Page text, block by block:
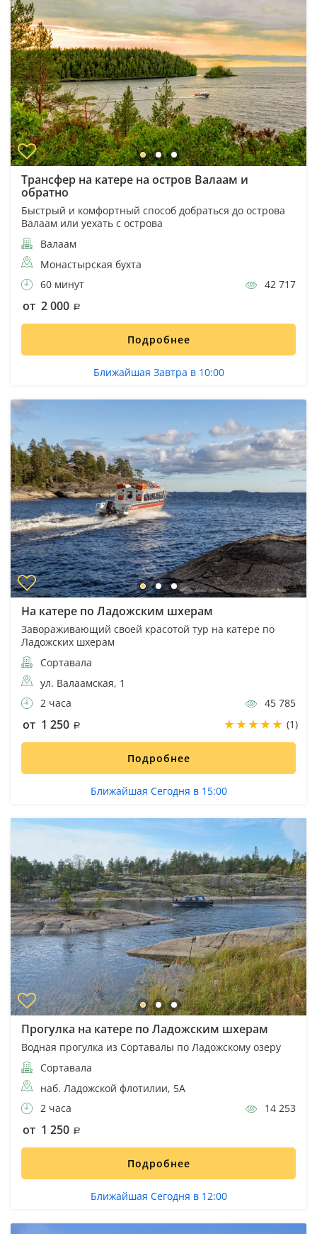
Трансфер на катере на остров Валаам и
обратно
Быстрый и комфортный способ добраться до острова
Валаам или уехать с острова
Валаам
Монастырская бухта
60 минут
42 717
от 2 000
Подробнее
Ближайшая Завтра в 10:00
На катере по Ладожским шхерам
Завораживающий своей красотой тур на катере по
Ладожских шхерам
Сортавала
ул. Валаамская, 1
2 часа
45 785
от 1 250 (1)
Подробнее
Ближайшая Сегодня в 15:00
Прогулка на катере по Ладожским шхерам
Водная прогулка из Сортавалы по Ладожскому озеру
Сортавала
наб. Ладожской флотилии, 5А
2 часа
14 253
от 1 250
Подробнее
Ближайшая Сегодня в 12:00